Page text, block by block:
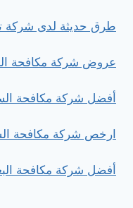
طرق حديثة لدى شركة
عروض شركة مكافحة
أفضل شركة مكافحة
ارخص شركة مكافحة
أفضل شركة مكافحة